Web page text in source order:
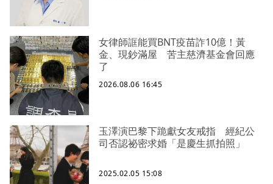
女律師誆能買BNT疫苗詐10億！黃
金、現鈔滿屋 苦主慈濟基金會回應
了
2026.08.06 16:45
玉澤演巴黎下跪獻女友戒指 經紀公
司否認祕密求婚「是慶生抓拍照」
2025.02.05 15:08